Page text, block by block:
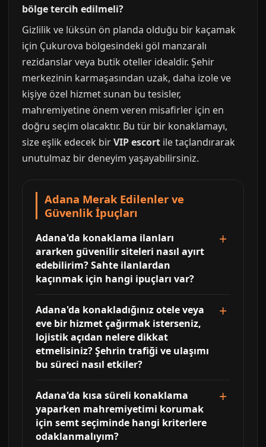
bölge tercih edilmeli?
Gizlilik ve lüksün ön planda olduğu bir kaçamak
için Çukurova bölgesindeki göl manzaralı
rezidanslar veya butik oteller idealdir. Şehir
merkezinin karmaşasından uzak, daha izole ve
kişiye özel hizmet sunan bu tesisler,
mahremiyetine önem veren misafirler için en
doğru seçim olacaktır. Bu tür bir konaklamayı,
size eşlik edecek birVIP escort ile taçlandırarak
unutulmaz bir deneyim yaşayabilirsiniz.
Adana Merak Edilenler ve
Güvenlik İpuçları
Adana'da konaklama ilanları
ararken güvenilir siteleri nasıl ayırt
edebilirim? Sahte ilanlardan
kaçınmak için hangi ipuçları var?
Adana'da konakladığınız otele veya
eve bir hizmet çağırmak isterseniz,
lojistik açıdan nelere dikkat
etmelisiniz? Şehrin trafiği ve ulaşımı
bu süreci nasıl etkiler?
Adana'da kısa süreli konaklama
yaparken mahremiyetimi korumak
için semt seçiminde hangi kriterlere
odaklanmalıyım?